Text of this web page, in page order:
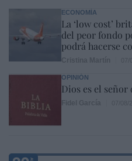
ECONOMÍA
La ‘low cost’
del peor fondo
podrá hacerse
OPINIÓN
Dios es el señor